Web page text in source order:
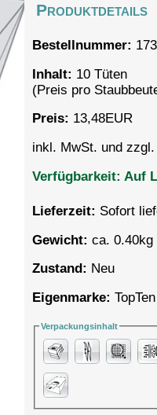
Produktdetails
Bestellnummer:
Inhalt: 10 Tüten
(Preis pro
Preis: 13,48EUR
inkl. MwSt. und
Verfügbarkeit: Auf
Lieferzeit: Sofort
Gewicht: ca. 0.40kg
Zustand: Neu
Eigenmarke: TopTen
Verpackungsinhalt